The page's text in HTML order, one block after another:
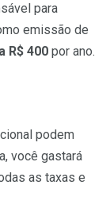
para
emissão de
R$ 400 por ano.
podem
você gastará
as taxas e